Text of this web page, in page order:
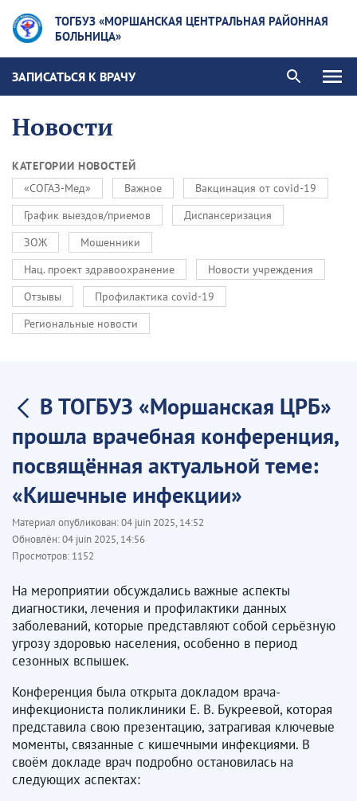
ТОГБУЗ «МОРШАНСКАЯ ЦЕНТРАЛЬНАЯ РАЙОННАЯ
БОЛЬНИЦА»
ЗАПИСАТЬСЯ К ВРАЧУ
Новости
КАТЕГОРИИ НОВОСТЕЙ
«СОГАЗ-Мед»
Важное
Вакцинация от covid-19
График выездов/приемов
Диспансеризация
ЗОЖ
Мошенники
Нац. проект здравоохранение
Новости учреждения
Отзывы
Профилактика covid-19
Региональные новости
В ТОГБУЗ «Моршанская ЦРБ»
прошла врачебная конференция,
посвящённая актуальной теме:
«Кишечные инфекции»
Материал опубликован:04 juin 2025, 14:52
Обновлён:04 juin 2025, 14:56
Просмотров: 1152
На мероприятии обсуждались важные аспекты
диагностики, лечения и профилактики данных
заболеваний, которые представляют собой серьёзную
угрозу здоровью населения, особенно в период
сезонных вспышек.
Конференция была открыта докладом врача-
инфекциониста поликлиники Е. В. Букреевой, которая
представила свою презентацию, затрагивая ключевые
моменты, связанные с кишечными инфекциями. В
своём докладе врач подробно остановилась на
следующих аспектах: